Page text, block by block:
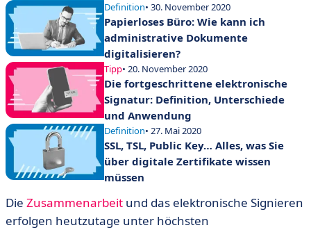
Definition• 30. November 2020
Papierloses Büro: Wie kann ich
administrative Dokumente
digitalisieren?
Tipp• 20. November 2020
Die fortgeschrittene elektronische
Signatur: Definition, Unterschiede
und Anwendung
Definition• 27. Mai 2020
SSL, TSL, Public Key… Alles, was Sie
über digitale Zertifikate wissen
müssen
Die Zusammenarbeit und das elektronische Signieren
erfolgen heutzutage unter höchsten